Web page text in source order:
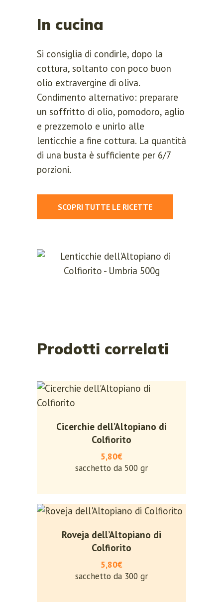
In cucina
Si consiglia di condirle, dopo la
cottura, soltanto con poco buon
olio extravergine di oliva.
Condimento alternativo: preparare
un soffritto di olio, pomodoro, aglio
e prezzemolo e unirlo alle
lenticchie a fine cottura. La quantità
di una busta è sufficiente per 6/7
porzioni.
SCOPRI TUTTE LE RICETTE
Prodotti correlati
Cicerchie dell’Altopiano di
Colfiorito
5,80€
sacchetto da 500 gr
Roveja dell’Altopiano di
Colfiorito
5,80€
sacchetto da 300 gr
REGISTER
Lost your password?
Please enter your username or email
address. You will receive a link to
create a new password via email.
RESET PASSWORD